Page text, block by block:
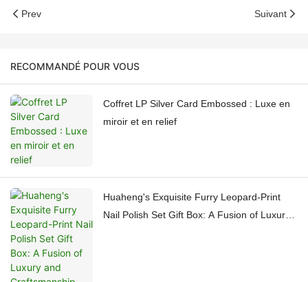
Prev Suivant
RECOMMANDÉ POUR VOUS
Coffret LP Silver Card Embossed : Luxe en
miroir et en relief
Huaheng's Exquisite Furry Leopard-Print
Nail Polish Set Gift Box: A Fusion of Luxury